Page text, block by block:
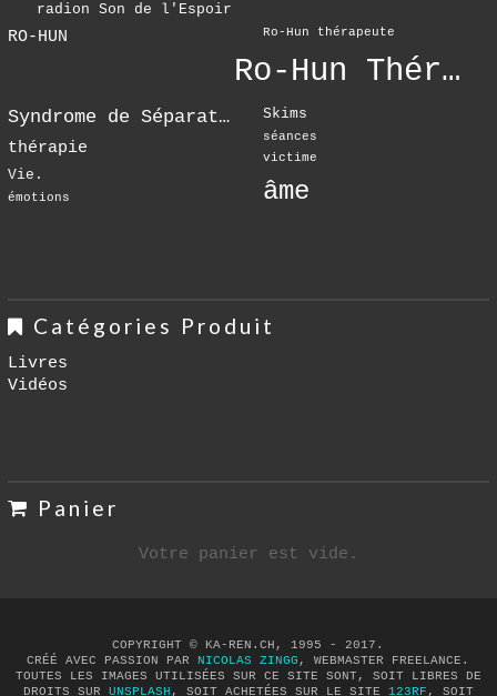
radion Son de l'Espoir
RO-HUN Ro-Hun thérapeute
Ro-Hun Thérapie
Skims
Syndrome de Séparation
séances
thérapie
victime
Vie.
âme
émotions
Catégories Produit
Livres
Vidéos
Panier
Votre panier est vide.
COPYRIGHT © KA-REN.CH, 1995 - 2017.
CRÉÉ AVEC PASSION PAR NICOLAS ZINGG , WEBMASTER FREELANCE.
TOUTES LES IMAGES UTILISÉES SUR CE SITE SONT, SOIT LIBRES DE
DROITS SUR UNSPLASH , SOIT ACHETÉES SUR LE SITE 123RF , SOIT